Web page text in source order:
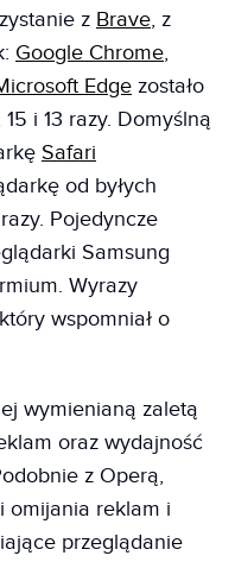
z Brave, z
Google Chrome,
Edge zostało
i 13 razy. Domyślną
Safari
od byłych
Pojedyncze
Samsung
Wyrazy
wspomniał o
wymienianą zaletą
oraz wydajność
z Operą,
omijania reklam i
przeglądanie